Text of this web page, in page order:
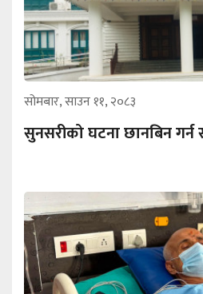
सोमबार, साउन ११, २०८३
सुनसरीको घटना छानबिन